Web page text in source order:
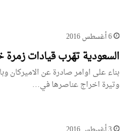
6 أغسطس 2016
السعودية تهّرب قيادات زمرة
بناء على اوامر صادرة عن الاميركان
وتيرة اخراج عناصرها في…